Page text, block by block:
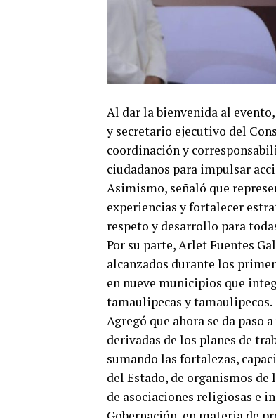
Al dar la bienvenida al
y secretario ejecutivo del
coordinación y
ciudadanos para impulsar
Asimismo, señaló que
experiencias y fortalecer
respeto y desarrollo para
Por su parte, Arlet Fuentes
alcanzados durante los
en nueve municipios que
tamaulipecas y tamaulipecos.
Agregó que ahora se da paso
derivadas de los planes de
sumando las fortalezas,
del Estado, de organismos
de asociaciones religiosas e